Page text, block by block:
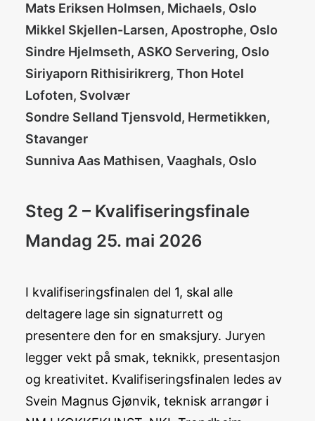
Mats Eriksen Holmsen, Michaels, Oslo
Mikkel Skjellen-Larsen, Apostrophe, Oslo
Sindre Hjelmseth, ASKO Servering, Oslo
Siriyaporn Rithisirikrerg, Thon Hotel
Lofoten, Svolvær
Sondre Selland Tjensvold, Hermetikken,
Stavanger
Sunniva Aas Mathisen, Vaaghals, Oslo
Steg 2 – Kvalifiseringsfinale
Mandag 25. mai 2026
I kvalifiseringsfinalen del 1, skal alle
deltagere lage sin signaturrett og
presentere den for en smaksjury. Juryen
legger vekt på smak, teknikk, presentasjon
og kreativitet. Kvalifiseringsfinalen ledes av
Svein Magnus Gjønvik, teknisk arrangør i